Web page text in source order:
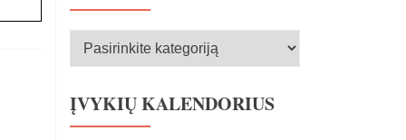
Kategorijos
ĮVYKIŲ KALENDORIUS